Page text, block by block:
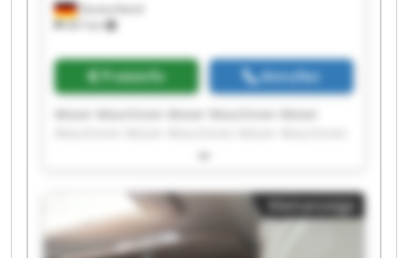
Deutschland
407 km
Preisinfo Anrufen
Moser Maschinen Moser Maschinen Moser
Moser Maschinen Moser Maschinen Moser
Maschinen Moser Maschinen Moser Maschinen
Moser Maschinen Moser Maschinen Moser
Maschinen Moser Maschinen Moser Maschinen
Kleinanzeige